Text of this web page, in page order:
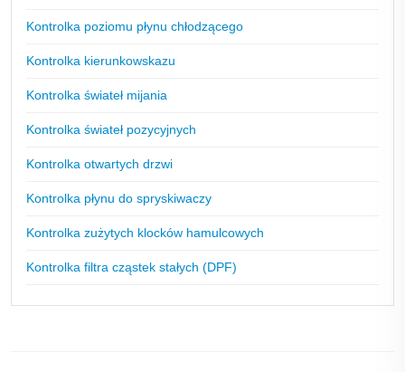
Kontrolka poziomu płynu chłodzącego
Kontrolka kierunkowskazu
Kontrolka świateł mijania
Kontrolka świateł pozycyjnych
Kontrolka otwartych drzwi
Kontrolka płynu do spryskiwaczy
Kontrolka zużytych klocków hamulcowych
Kontrolka filtra cząstek stałych (DPF)